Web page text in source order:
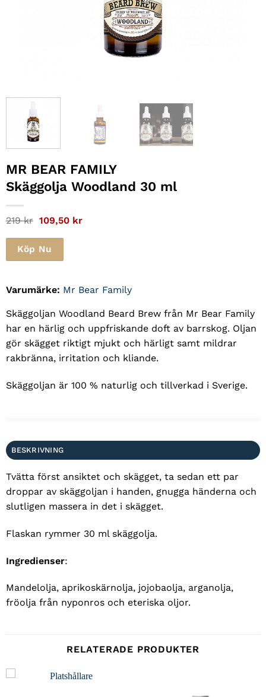
MR BEAR FAMILY
Skäggolja Woodland 30 ml
219kr Det
ursprungliga
priset
var:
219 kr.
109,50 krDet
Köp Nu
Varumärke: Mr Bear Family
Skäggoljan Woodland Beard Brew från Mr Bear Family
har en härlig och uppfriskande doft av barrskog. Oljan
gör skägget riktigt mjukt och härligt samt mildrar
rakbränna, irritation och kliande.
Skäggoljan är 100 % naturlig och tillverkad i Sverige.
BESKRIVNING
Tvätta först ansiktet och skägget, ta sedan ett par
droppar av skäggoljan i handen, gnugga händerna och
slutligen massera in det i skägget.
Flaskan rymmer 30 ml skäggolja.
Ingredienser:
Mandelolja, aprikoskärnolja, jojobaolja, arganolja,
fröolja från nyponros och eteriska oljor.
RELATERADE PRODUKTER